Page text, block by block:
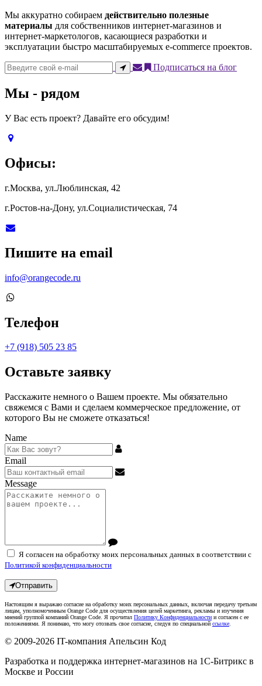
Мы аккуратно собираем действительно полезные
материалы для собственников интернет-магазинов и
интернет-маркетологов, касающиеся разработки и
эксплуатации быстро масштабируемых e-commerce проектов.
Подписаться на блог
Мы - рядом
У Вас есть проект? Давайте его обсудим!
Офисы:
г.Москва, ул.Люблинская, 42
г.Ростов-на-Дону, ул.Социалистическая, 74
Пишите на email
info@orangecode.ru
Телефон
+7 (918) 505 23 85
Оставьте заявку
Расскажите немного о Вашем проекте. Мы обязательно
свяжемся с Вами и сделаем коммерческое предложение, от
которого Вы не сможете отказаться!
Name
Email
Message
Я согласен на обработку моих персональных данных в соответствии с
Политикой конфиденциальности
Отправить
Настоящим я выражаю согласие на обработку моих персональных данных, включая передачу третьим
лицам, уполномоченным Orange Code для осуществления целей маркетинга, рекламы и изучения
мнений группой компаний Orange Code. Я прочитал Политику Конфиденциальности и согласен с ее
положениями. Я понимаю, что могу отозвать свое согласие, следуя по специальной ссылке.
© 2009-2026 IT-компания Апельсин Код
Разработка и поддержка интернет-магазинов на 1С-Битрикс в
Москве и России